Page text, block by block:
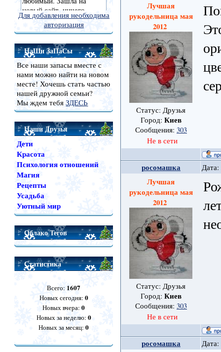
Для добавления необходима
авторизация
НаШи ЗаПаСы
Все наши запасы вместе с
нами можно найти на новом
месте! Хочешь стать частью
нашей дружной семьи?
Мы ждем тебяЗДЕСЬ
Наши Друзья
Дети
Красота
Психология отношений
Магия
Рецепты
Усадьба
Уютный мир
Облако Тегов
Статистика
Всего: 1607
Новых сегодня: 0
Новых вчера:0
Новых за неделю: 0
Новых за месяц:0
Лучшая
рукодельница мая
2012
Статус: Друзья
Город: Киев
Сообщения: 303
Не в сети
росомашка Дата:
Лучшая
рукодельница мая
2012
Статус: Друзья
Город: Киев
Сообщения: 303
Не в сети
росомашка Дата: